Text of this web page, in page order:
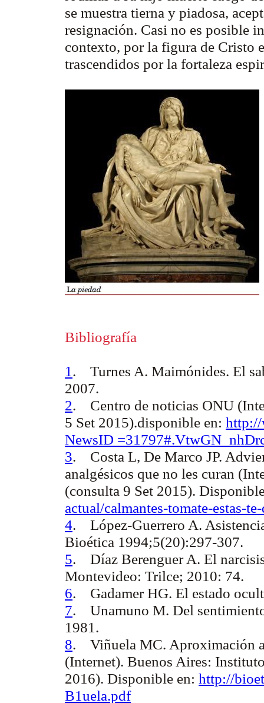
se muestra tierna y piadosa,
resignación. Casi no es posible
contexto, por la figura de Cristo
trascendidos por la fortaleza
Bibliografía
1 . Turnes A. Maimónides. El
2007.
2. Centro de noticias ONU
5 Set 2015).disponible en: http://
NewsID
3. Costa L, De Marco JP.
analgésicos que no les curan
(consulta 9 Set 2015).
actual/calmantes-tomate-estas-
4. López-Guerrero A.
Bioética 1994;5(20):297-307.
5. Díaz Berenguer A. El
Montevideo: Trilce; 2010: 74.
6. Gadamer HG. El estado
7. Unamuno M. Del
1981.
8. Viñuela MC. Aproximación
(Internet). Buenos Aires:
2016). Disponible en: http://
B1uela.pdf